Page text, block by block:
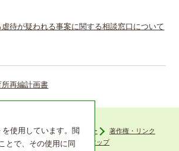
使用しています。閲
とで、その使用に同
待が疑われる事案に関する相談窓口について
再編計画書
ティ プライバシーポリシー
著作権・リンク
機構
リンク集 サイトマップ